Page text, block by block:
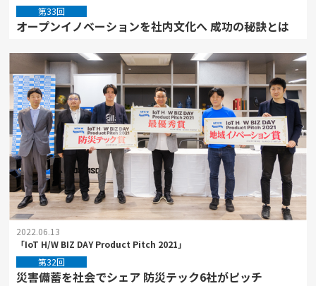
第33回
オープンイノベーションを社内文化へ 成功の秘訣とは
2022.06.13
「IoT H/W BIZ DAY Product Pitch 2021」
第32回
災害備蓄を社会でシェア 防災テック6社がピッチ